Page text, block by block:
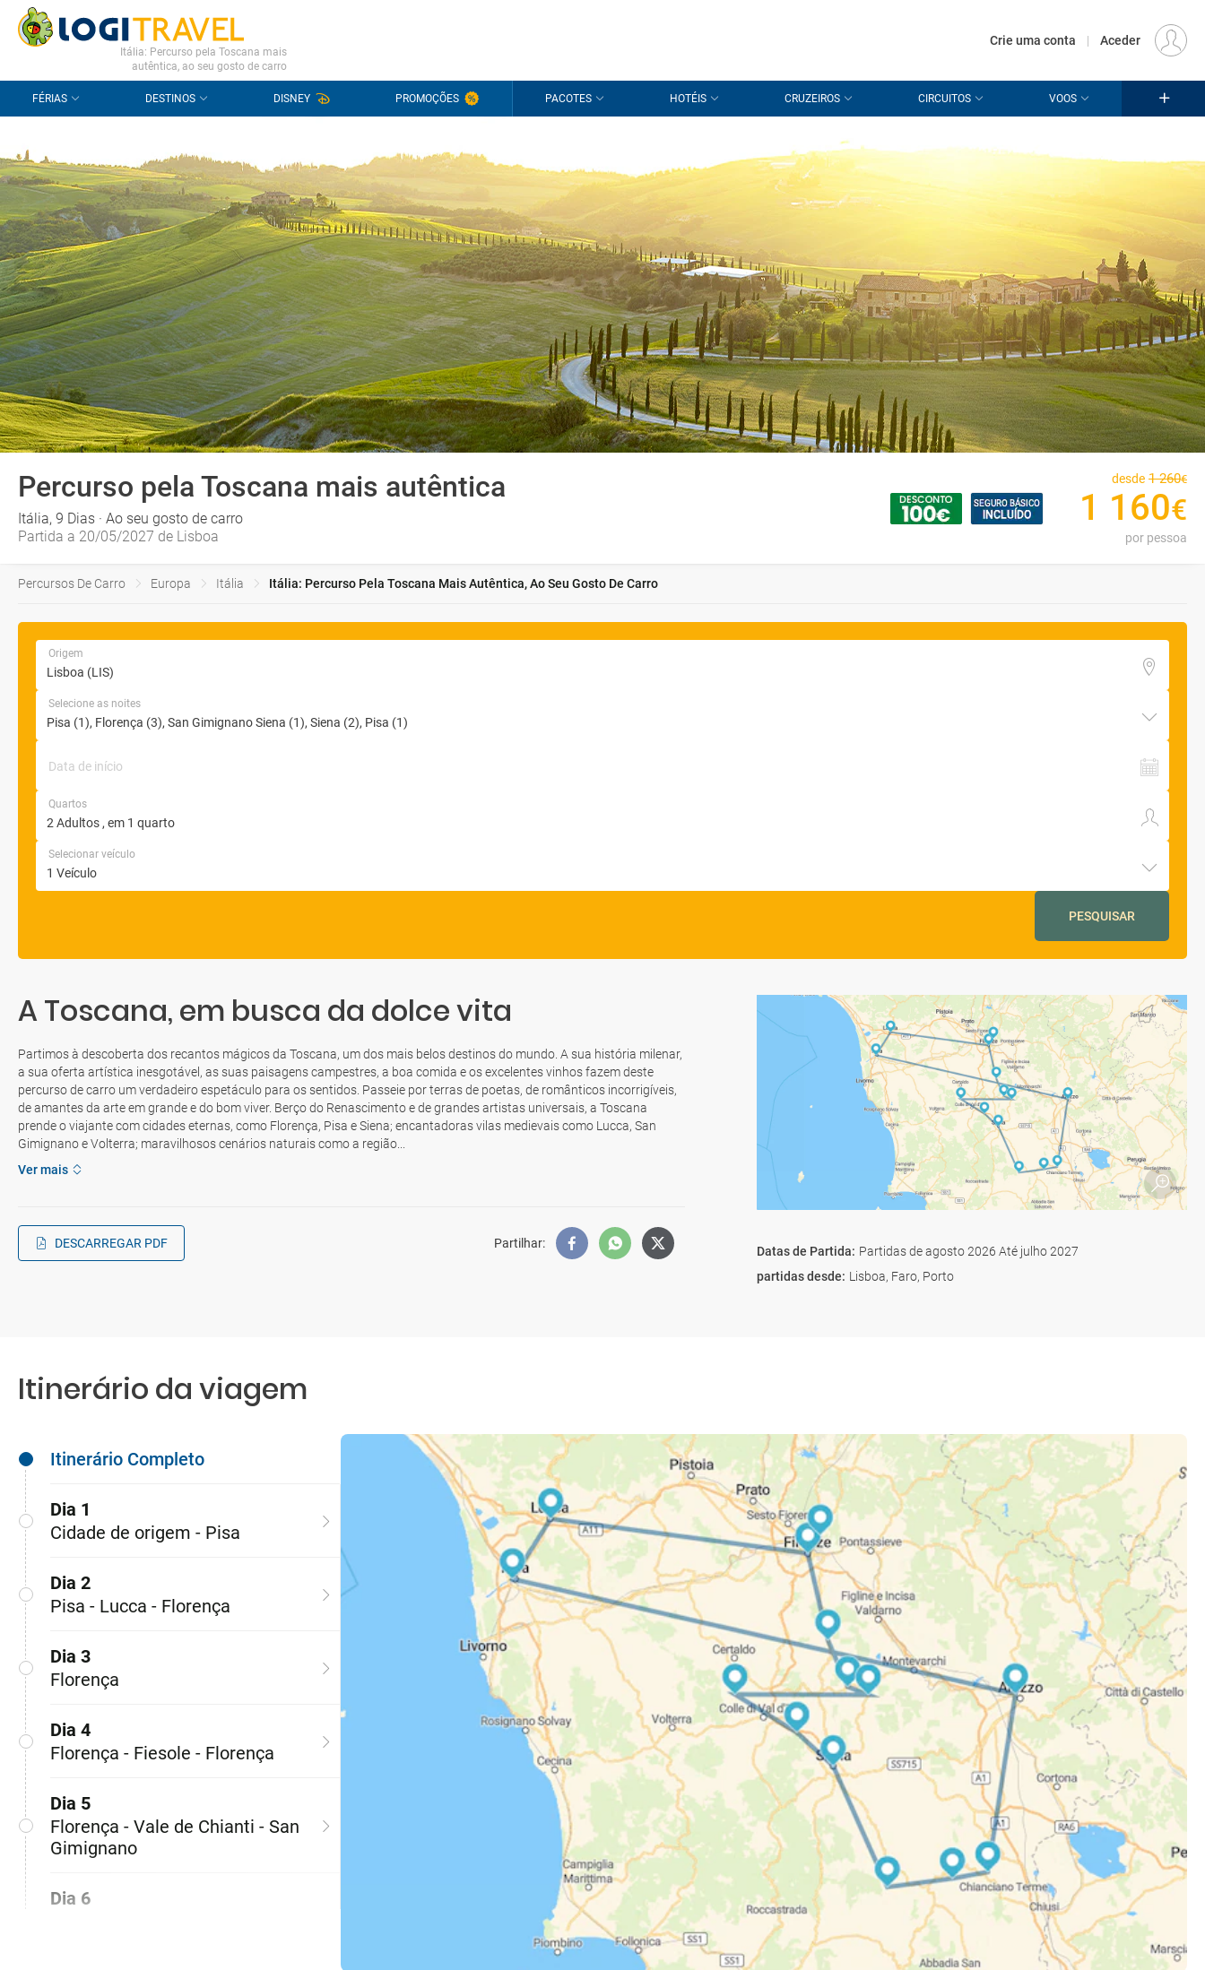
CONTACTO PERGUNTAS FREQUENTES
Itália: Percurso pela Toscana mais
autêntica, ao seu gosto de carro
Crie uma conta | Aceder
FÉRIAS DESTINOS DISNEY PROMOÇÕES PACOTES HOTÉIS CRUZEIROS CIRCUITOS VOOS
Percurso pela Toscana mais autêntica
Itália, 9 Dias · Ao seu gosto de carro
Partida a 20/05/2027 de Lisboa
desde 1 260€
1 160€
por pessoa
Percursos De Carro Europa Itália Itália: Percurso Pela Toscana Mais Autêntica, Ao Seu Gosto De Carro
Origem
Selecione as noites
Data de início
Quartos
Selecionar veículo
PESQUISAR
A Toscana, em busca da dolce vita
Partimos à descoberta dos recantos mágicos da Toscana, um dos mais belos destinos do mundo. A sua história milenar,
a sua oferta artística inesgotável, as suas paisagens campestres, a boa comida e os excelentes vinhos fazem deste
percurso de carro um verdadeiro espetáculo para os sentidos. Passeie por terras de poetas, de românticos incorrigíveis,
de amantes da arte em grande e do bom viver. Berço do Renascimento e de grandes artistas universais, a Toscana
prende o viajante com cidades eternas, como Florença, Pisa e Siena; encantadoras vilas medievais como Lucca, San
Gimignano e Volterra; maravilhosos cenários naturais como a região...
Ver mais
DESCARREGAR PDF Partilhar:
Datas de Partida: Partidas de agosto 2026 Até julho 2027
partidas desde: Lisboa, Faro, Porto
Itinerário da viagem
Itinerário Completo
Dia 1
Cidade de origem - Pisa
Dia 2
Pisa - Lucca - Florença
Dia 3
Florença
Dia 4
Florença - Fiesole - Florença
Dia 5
Florença - Vale de Chianti - San
Gimignano
Dia 6